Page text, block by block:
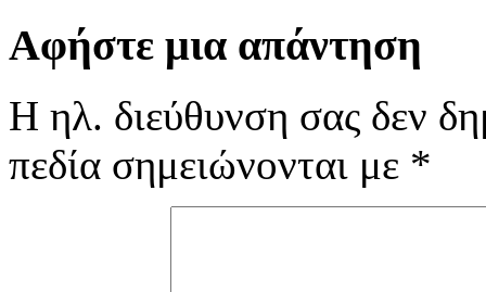
Αφήστε μια απάντηση
Η ηλ. διεύθυνση σας δεν
πεδία σημειώνονται με *